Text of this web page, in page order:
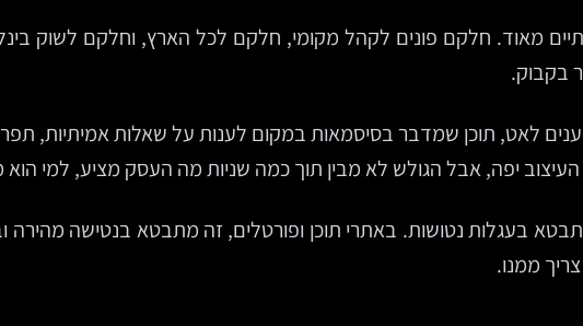
מאוד. חלקם פונים לקהל מקומי, חלקם לכל הארץ, וחלקם לשוק
בקבוק.
לאט, תוכן שמדבר בסיסמאות במקום לענות על שאלות אמיתיות,
יפה, אבל הגולש לא מבין תוך כמה שניות מה העסק מציע, למי
בעגלות נטושות. באתרי תוכן ופורטלים, זה מתבטא בנטישה מהירה
ממנו.